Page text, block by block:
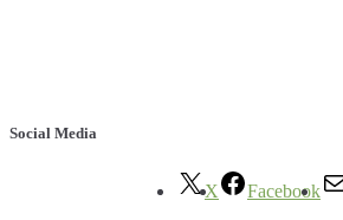
Social Media
X Facebook